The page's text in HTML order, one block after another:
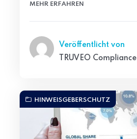
MEHR ERFAHREN
Veröffentlicht von
TRUVEO Compliance
HINWEISGEBERSCHUTZ